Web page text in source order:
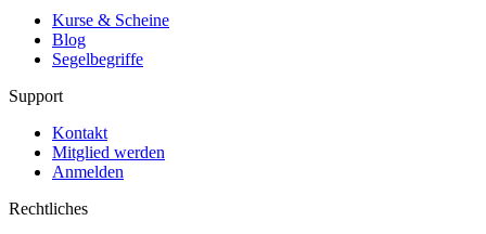
Kurse & Scheine
Blog
Segelbegriffe
Support
Kontakt
Mitglied werden
Anmelden
Rechtliches